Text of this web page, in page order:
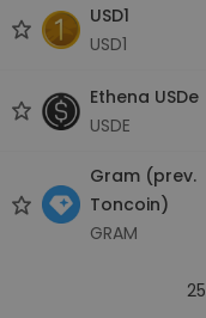
USD1
USD1
Ethena USDe
USDE
Gram (prev.
Toncoin)
GRAM
25